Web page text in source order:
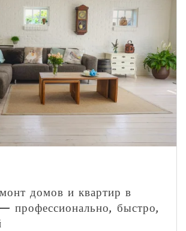
домов и квартир в
профессионально, быстро,